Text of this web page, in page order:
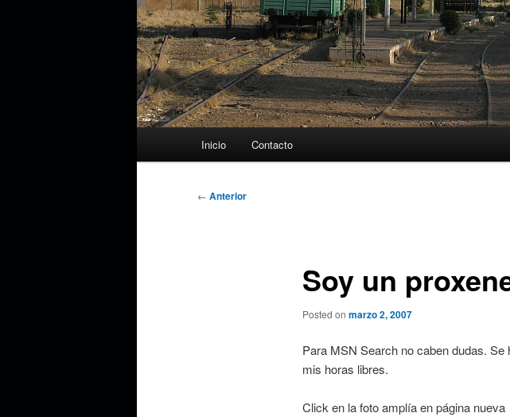
Inicio Contacto
Navegación
← Anterior
Soy un
Posted on marzo 2, 2007
Para MSN Search no caben dudas.
mis horas libres.
Click en la foto amplía en página nueva